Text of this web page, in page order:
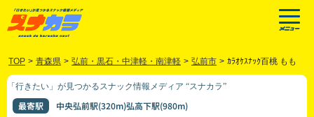
TOP > 青森県 > 弘前・黒石・中津軽・南津軽 > 弘前市 > ｶﾗｵｹｽﾅｯｸ百桃 もも
「行きたい」が見つかるスナック情報メディア “スナカラ”
最寄駅 中央弘前駅(320m)弘高下駅(980m)